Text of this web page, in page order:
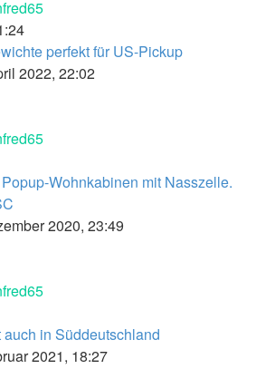
perfekt für US-Pickup
2022, 22:02
Wohnkabinen mit Nasszelle.
2020, 23:49
in Süddeutschland
2021, 18:27